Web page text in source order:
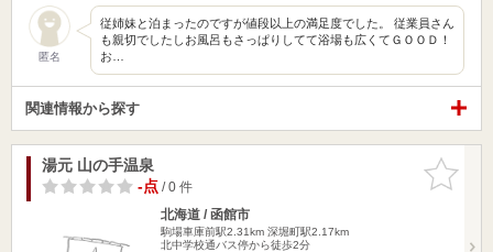
匿名
従姉妹と泊まったのですが値段以上の満足度でした。 従業員さん
も親切でしたしお風呂もさっぱりしてて浴場も広くてＧＯＯＤ！
お…
関連情報から探す
お気に入
りに追加
湯元 山の手温泉
-点/ 0 件
北海道 / 函館市
駒場車庫前駅2.31km 深堀町駅2.17km
北中学校通バス停から徒歩2分